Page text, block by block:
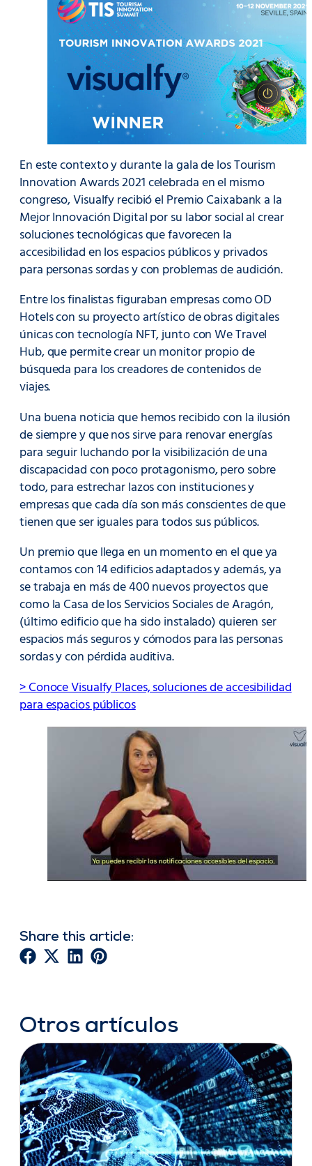
En este contexto y durante la gala de los Tourism
Innovation Awards 2021 celebrada en el mismo
congreso, Visualfy recibió el Premio Caixabank a la
Mejor Innovación Digital por su labor social al crear
soluciones tecnológicas que favorecen la
accesibilidad en los espacios públicos y privados
para personas sordas y con problemas de audición.
Entre los finalistas figuraban empresas como OD
Hotels con su proyecto artístico de obras digitales
únicas con tecnología NFT, junto con We Travel
Hub, que permite crear un monitor propio de
búsqueda para los creadores de contenidos de
viajes.
Una buena noticia que hemos recibido con la ilusión
de siempre y que nos sirve para renovar energías
para seguir luchando por la visibilización de una
discapacidad con poco protagonismo, pero sobre
todo, para estrechar lazos con instituciones y
empresas que cada día son más conscientes de que
tienen que ser iguales para todos sus públicos.
Un premio que llega en un momento en el que ya
contamos con 14 edificios adaptados y además, ya
se trabaja en más de 400 nuevos proyectos que
como la Casa de los Servicios Sociales de Aragón,
(último edificio que ha sido instalado) quieren ser
espacios más seguros y cómodos para las personas
sordas y con pérdida auditiva.
> Conoce Visualfy Places, soluciones de accesibilidad
para espacios públicos
Share this article:
Otros artículos